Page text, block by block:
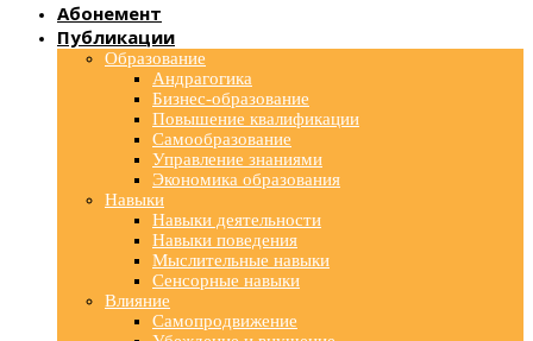
Абонемент
Публикации
Образование
Андрагогика
Бизнес-образование
Повышение квалификации
Самообразование
Управление знаниями
Экономика образования
Навыки
Навыки деятельности
Навыки поведения
Мыслительные навыки
Сенсорные навыки
Влияние
Самопродвижение